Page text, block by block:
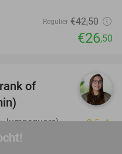
Regulier €42,50
€26,50
30%
of
Jumpsquare) 9.5star